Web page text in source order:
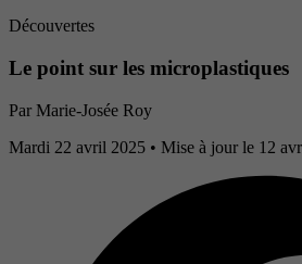
Découvertes
Le point sur les microplastiques
Par Marie-Josée Roy
Mardi 22 avril 2025 • Mise à jour le 12